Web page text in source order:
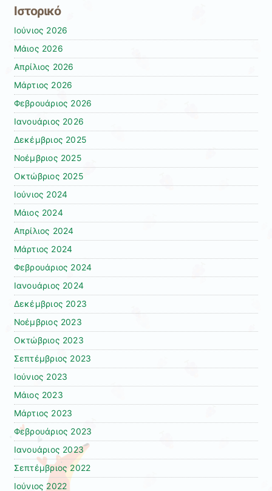
Ιστορικό
Ιούνιος 2026
Μάιος 2026
Απρίλιος 2026
Μάρτιος 2026
Φεβρουάριος 2026
Ιανουάριος 2026
Δεκέμβριος 2025
Νοέμβριος 2025
Οκτώβριος 2025
Ιούνιος 2024
Μάιος 2024
Απρίλιος 2024
Μάρτιος 2024
Φεβρουάριος 2024
Ιανουάριος 2024
Δεκέμβριος 2023
Νοέμβριος 2023
Οκτώβριος 2023
Σεπτέμβριος 2023
Ιούνιος 2023
Μάιος 2023
Μάρτιος 2023
Φεβρουάριος 2023
Ιανουάριος 2023
Σεπτέμβριος 2022
Ιούνιος 2022